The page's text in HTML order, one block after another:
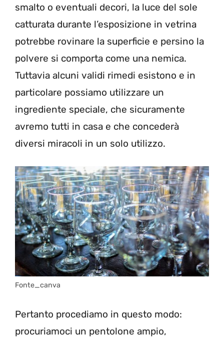
smalto o eventuali decori, la luce del sole
catturata durante l’esposizione in vetrina
potrebbe rovinare la superficie e persino la
polvere si comporta come una nemica.
Tuttavia alcuni validi rimedi esistono e in
particolare possiamo utilizzare un
ingrediente speciale, che sicuramente
avremo tutti in casa e che concederà
diversi miracoli in un solo utilizzo.
Fonte_canva
Pertanto procediamo in questo modo:
procuriamoci un pentolone ampio,